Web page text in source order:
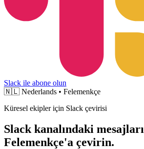
Slack ile abone olun
🇳🇱 Nederlands • Felemenkçe
Küresel ekipler için Slack çevirisi
Slack kanalındaki mesajları
Felemenkçe'a çevirin.